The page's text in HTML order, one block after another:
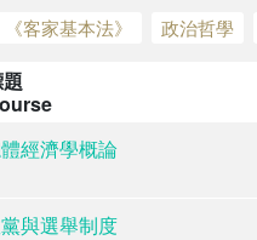
《客家基本法》 政治哲學
經濟學概論
與選舉制度